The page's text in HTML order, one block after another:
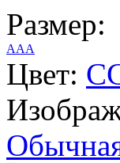
Размер:
AAA
Цвет: C